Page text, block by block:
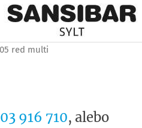
red multi
916 710, alebo